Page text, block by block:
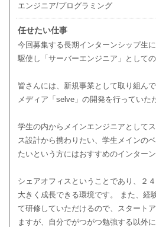
エンジニア/プログラミング
任せたい仕事
今回募集する長期インターンシップ生
駆使し「サーバーエンジニア」として
皆さんには、新規事業として取り組ん
メディア「selve」の開発を行っていた
学生の内からメインエンジニアとして
ス設計から携わりたい、学生メインの
たいという方にはおすすめのインターン
シェアオフィスということであり、２
大きく成長できる環境です。 また、経
て研修していただけるので、スタート
ますが、自分でがつがつ勉強する以外